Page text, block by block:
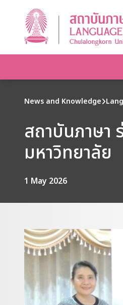
News and Knowledge
สถาบันภาษา
มหาวิทยาลัย
1 May 2026